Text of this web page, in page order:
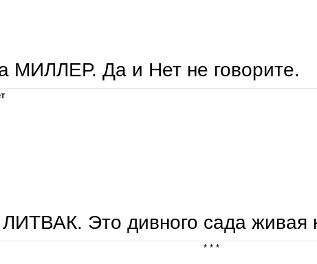
МИЛЛЕР. Да и Нет не говорите.
Это дивного сада живая
* * *